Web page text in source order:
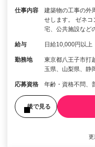
仕事内容
建築物の工事の外
せします。 ゼネ
宅、公共施設など
給与 日給10,000円以上
勤務地
東京都八王子市打
玉県、山梨県、静
応募資格 年齢・資格不問、
後で見る